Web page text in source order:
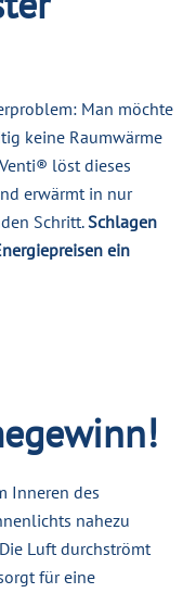
Man möchte
keine Raumwärme
löst dieses
erwärmt in nur
Schritt.Schlagen
ein
Inneren des
nahezu
Luft durchströmt
für eine